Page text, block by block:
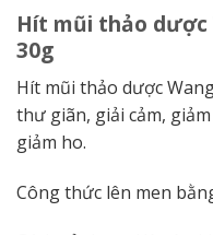
Hít mũi thảo dược
30g
Hít mũi thảo dược
thư giãn, giải cảm,
giảm ho.
Công thức lên men